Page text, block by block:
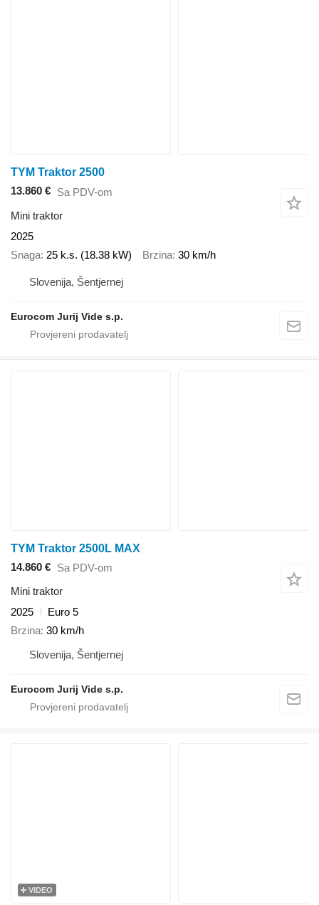
TYM Traktor 2500
13.860 € Sa PDV-om
Mini traktor
2025
Snaga 25 k.s. (18.38 kW) Brzina 30 km/h
Slovenija, Šentjernej
Eurocom Jurij Vide s.p.
TYM Traktor 2500L MAX
14.860 € Sa PDV-om
Mini traktor
2025
Euro 5
Brzina 30 km/h
Slovenija, Šentjernej
Eurocom Jurij Vide s.p.
VIDEO